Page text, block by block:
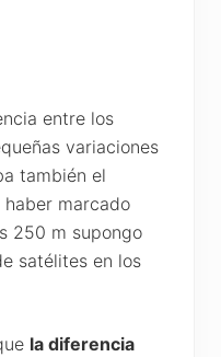
entre los
variaciones
también el
marcado
250 m supongo
satélites en los
la diferencia